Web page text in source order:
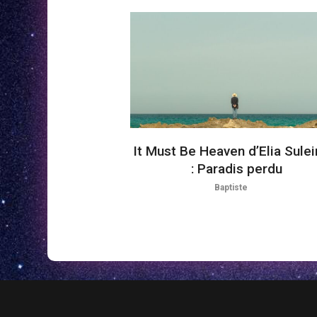
It Must Be Heaven d’Elia
: Paradis perdu
Baptiste